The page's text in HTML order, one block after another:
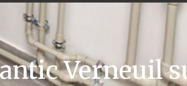
Verneuil